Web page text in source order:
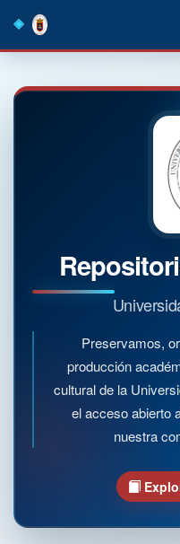
navigation
Preservamos,
producción
cultural de la
el acceso abierto
nuestra